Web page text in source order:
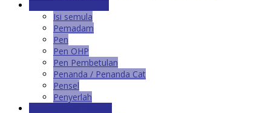
Isi semula
Pemadam
Pen
Pen OHP
Pen Pembetulan
Penanda / Penanda Cat
Pensel
Penyerlah